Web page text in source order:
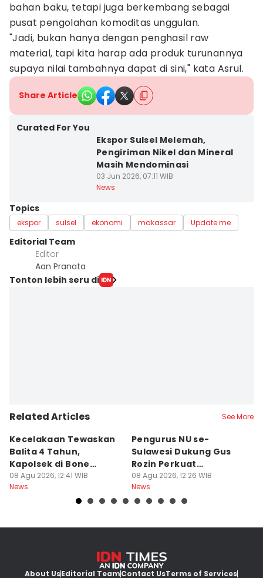
bahan baku, tetapi juga berkembang sebagai
pusat pengolahan komoditas unggulan.
"Jadi, bukan hanya dengan penghasil raw
material, tapi kita harap ada produk turunannya
supaya nilai tambahnya dapat di sini," kata Asrul.
Share Article
Curated For You
Ekspor Sulsel Melemah,
Pengiriman Nikel dan Mineral
Masih Mendominasi
03 Jun 2026, 07:11 WIB
News
Topics
ekspor sulsel ekonomi makassar Update me
Editorial Team
Editor
Aan Pranata
Tonton lebih seru di
Related Articles See More
Kecelakaan Tewaskan
Balita 4 Tahun,
Kapolsek di Bone
Diperiksa Propam
08 Agu 2026, 12:41 WIB
News
Pengurus NU se-
Sulawesi Dukung Gus
Rozin Perkuat
Pesantren dan
Kemandirian Jam'iyah
08 Agu 2026, 12:26 WIB
News
About UsEditorial TeamContact UsTerms of Services